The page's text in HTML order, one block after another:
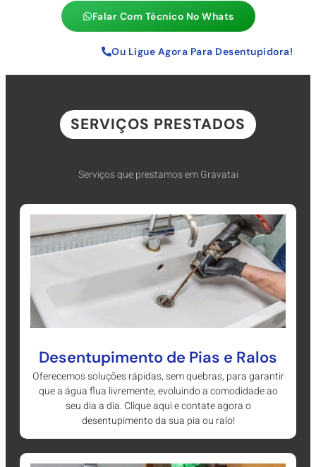
Falar Com Técnico No Whats
Ou Ligue Agora Para Desentupidora!
SERVIÇOS PRESTADOS
Serviços que prestamos em Gravatai
Desentupimento de Pias e Ralos
Oferecemos soluções rápidas, sem quebras, para garantir
que a água flua livremente, evoluindo a comodidade ao
seu dia a dia. Clique aqui e contate agora o
desentupimento da sua pia ou ralo!